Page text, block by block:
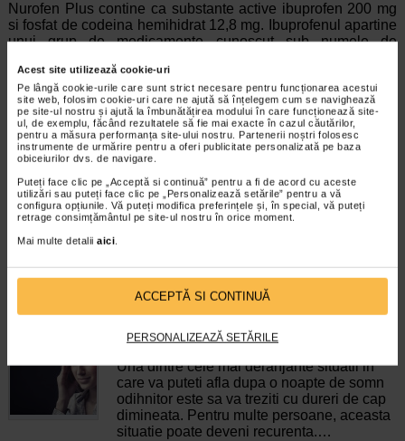
Acest site utilizează cookie-uri
Pe lângă cookie-urile care sunt strict necesare pentru funcționarea acestui
site web, folosim cookie-uri care ne ajută să înțelegem cum se navighează
pe site-ul nostru și ajută la îmbunătățirea modului în care funcționează site-
ul, de exemplu, făcând rezultatele să fie mai exacte în cazul căutărilor,
pentru a măsura performanța site-ului nostru. Partenerii noștri folosesc
instrumente de urmărire pentru a oferi publicitate personalizată pe baza
obiceiurilor dvs. de navigare.
Puteți face clic pe „Acceptă si continuă” pentru a fi de acord cu aceste
utilizări sau puteți face clic pe „Personalizează setările” pentru a vă
configura opțiunile. Vă puteți modifica preferințele și, în special, vă puteți
retrage consimțământul pe site-ul nostru în orice moment.
Mai multe detalii aici.
ACCEPTĂ SI CONTINUĂ
PERSONALIZEAZĂ SETĂRILE
Nurofen Plus contine ca substante active ibuprofen 200 mg
si fosfat de codeina hemihidrat 12,8 mg. Ibuprofenul apartine
unui grup de medicamente cunoscut sub numele de
schimbarea raspunsului organismului la durere, inflamatie si
febra. Codeina apartine unei clase de medicamente
denumita analgezice opioide, care amelioreaza durerea prin
actiunea lor. Poate fi utilizata singura sau in asociere cu alte
analgezice, cum este paracetamolul.
trebuie sa va adresati unui medic.
Brand: NUROFEN
*Pentru pret te asteptam in cea mai apropiata farmacie Catena
ARTICOLE RECOMANDATE
Dureri de cap dimineata – cauze si remedii
Una dintre cele mai deranjante situatii in
care va puteti afla dupa o noapte de somn
odihnitor este sa va treziti cu dureri de cap
dimineata. Pentru multe persoane, aceasta
situatie poate deveni recurenta.…